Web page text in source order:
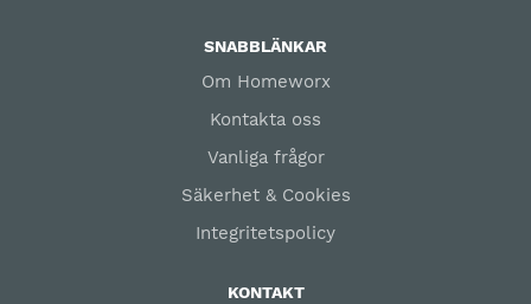
SNABBLÄNKAR
Om Homeworx
Kontakta oss
Vanliga frågor
Säkerhet & Cookies
Integritetspolicy
KONTAKT